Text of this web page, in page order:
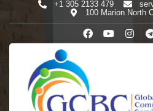
+1 305 2133 479
100 Marion North